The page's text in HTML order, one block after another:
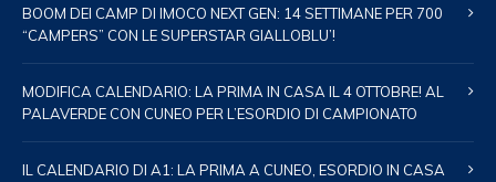
BOOM DEI CAMP DI IMOCO NEXT GEN: 14 SETTIMANE PER 700
“CAMPERS” CON LE SUPERSTAR GIALLOBLU’!
MODIFICA CALENDARIO: LA PRIMA IN CASA IL 4 OTTOBRE! AL
PALAVERDE CON CUNEO PER L’ESORDIO DI CAMPIONATO
IL CALENDARIO DI A1: LA PRIMA A CUNEO, ESORDIO IN CASA